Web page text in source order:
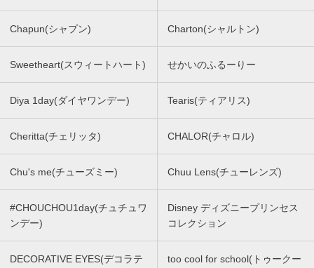
Chapun(シャプン) Charton(シャルトン)
Sweetheart(スウィートハート) せかいのふるーりー
Diya 1day(ダイヤワンデー) Tearis(ティアリス)
Cheritta(チェリッタ) CHALOR(チャロル)
Chu's me(チューズミー) Chuu Lens(チューレンズ)
#CHOUCHOU1day(チュチュワ
ンデー)
Disney ディズニープリンセス
コレクション
DECORATIVE EYES(デコラテ
too cool for school(トゥークー